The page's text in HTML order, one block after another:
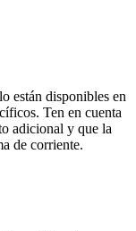
están disponibles en
Ten en cuenta
adicional y que la
de corriente.